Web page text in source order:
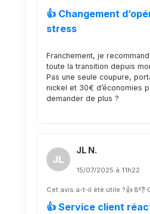
👍 Changement
stress
Franchement, je
toute la transition depuis
Pas une seule coupure,
nickel et 30€ d’économies
demander de plus ?
JL
JL N.
15/07/2025 à 11h22
Cet avis a-t-il été utile ?👍 8👎
👍 Service client